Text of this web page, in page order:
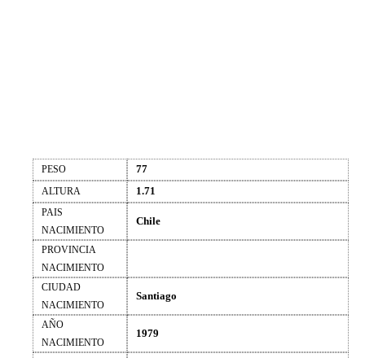
PESO 77
ALTURA 1.71
PAIS
NACIMIENTO
Chile
PROVINCIA
NACIMIENTO
CIUDAD
NACIMIENTO
Santiago
AÑO
NACIMIENTO
1979